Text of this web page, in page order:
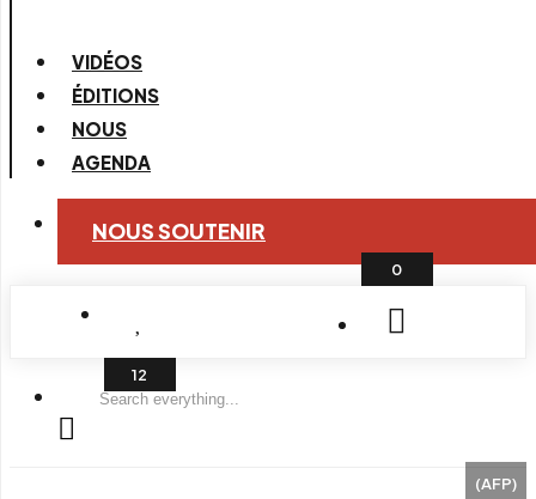
VIDÉOS
ÉDITIONS
NOUS
AGENDA
NOUS SOUTENIR
0
Search
(AFP)